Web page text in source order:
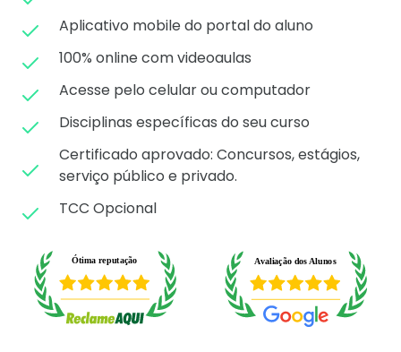
Aplicativo mobile do portal do aluno
100% online com videoaulas
Acesse pelo celular ou computador
Disciplinas específicas do seu curso
Certificado aprovado: Concursos, estágios,
serviço público e privado.
TCC Opcional